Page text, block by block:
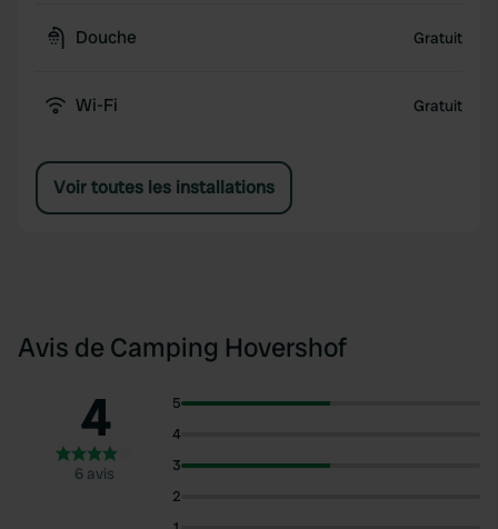
Douche Gratuit
Wi-Fi Gratuit
Voir toutes les installations
Avis de Camping Hovershof
4
6 avis
5
4
3
2